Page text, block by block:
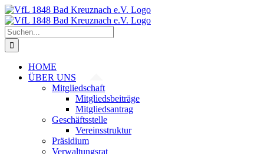
Zum
Inhalt
springen
Suche
nach:
HOME
ÜBER UNS
Mitgliedschaft
Mitgliedsbeiträge
Mitgliedsantrag
Geschäftsstelle
Vereinsstruktur
Präsidium
Verwaltungsrat